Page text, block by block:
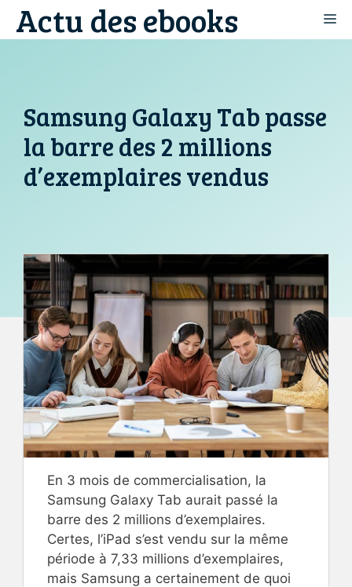
AllerActu des ebooks
Samsung Galaxy Tab passe
la barre des 2 millions
d’exemplaires vendus
En 3 mois de commercialisation, la
Samsung Galaxy Tab aurait passé la
barre des 2 millions d’exemplaires.
Certes, l’iPad s’est vendu sur la même
période à 7,33 millions d’exemplaires,
mais Samsung a certainement de quoi